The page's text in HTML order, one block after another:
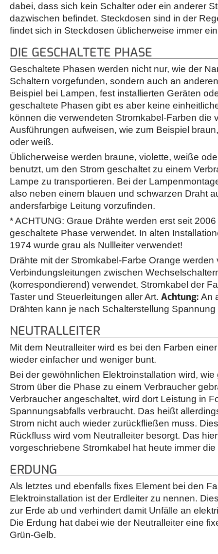
dabei, dass sich kein Schalter oder ein anderer
dazwischen befindet. Steckdosen sind in der
findet sich in Steckdosen üblicherweise immer
DIE GESCHALTETE PHASE
Geschaltete Phasen werden nicht nur, wie der
Schaltern vorgefunden, sondern auch an
Beispiel bei Lampen, fest installierten Geräten
geschaltete Phasen gibt es aber keine
können die verwendeten Stromkabel-Farben die
Ausführungen aufweisen, wie zum Beispiel
oder weiß.
Üblicherweise werden braune, violette, weiße
benutzt, um den Strom geschaltet zu einem
Lampe zu transportieren. Bei der
also neben einem blauen und schwarzen Draht
andersfarbige Leitung vorzufinden.
* ACHTUNG: Graue Drähte werden erst seit
geschaltete Phase verwendet. In alten
1974 wurde grau als Nullleiter verwendet!
Drähte mit der Stromkabel-Farbe Orange werden
Verbindungsleitungen zwischen
(korrespondierend) verwendet, Stromkabel der
Taster und Steuerleitungen aller Art. Achtung: An
Drähten kann je nach Schalterstellung
NEUTRALLEITER
Mit dem Neutralleiter wird es bei den Farben
wieder einfacher und weniger bunt.
Bei der gewöhnlichen Elektroinstallation wird,
Strom über die Phase zu einem Verbraucher
Verbraucher angeschaltet, wird dort Leistung in
Spannungsabfalls verbraucht. Das heißt
Strom nicht auch wieder zurückfließen muss.
Rückfluss wird vom Neutralleiter besorgt. Das
vorgeschriebene Stromkabel hat heute immer
ERDUNG
Als letztes und ebenfalls fixes Element bei den
Elektroinstallation ist der Erdleiter zu nennen.
zur Erde ab und verhindert damit Unfälle an
Die Erdung hat dabei wie der Neutralleiter eine
Grün-Gelb.